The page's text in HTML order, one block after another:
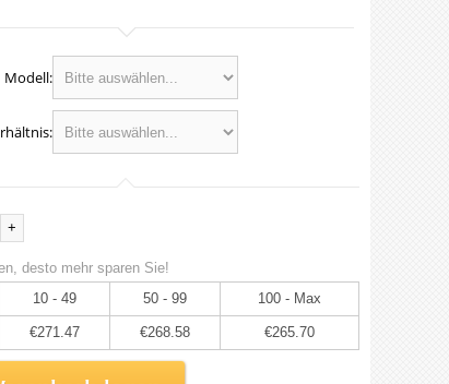
Modell:
+
desto mehr sparen Sie!
10 - 49 50 - 99 100 - Max
€271.47 €268.58 €265.70